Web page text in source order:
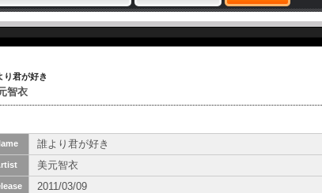
り君が好き
智衣
誰より君が好き
美元智衣
2011/03/09